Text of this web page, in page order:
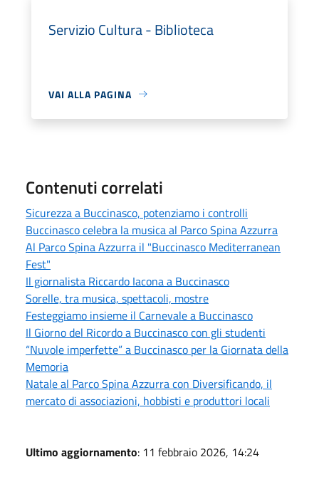
Servizio Cultura - Biblioteca
VAI ALLA PAGINA
Contenuti correlati
Sicurezza a Buccinasco, potenziamo i controlli
Buccinasco celebra la musica al Parco Spina Azzurra
Al Parco Spina Azzurra il "Buccinasco Mediterranean
Fest"
Il giornalista Riccardo Iacona a Buccinasco
Sorelle, tra musica, spettacoli, mostre
Festeggiamo insieme il Carnevale a Buccinasco
Il Giorno del Ricordo a Buccinasco con gli studenti
“Nuvole imperfette” a Buccinasco per la Giornata della
Memoria
Natale al Parco Spina Azzurra con Diversificando, il
mercato di associazioni, hobbisti e produttori locali
Ultimo aggiornamento: 11 febbraio 2026, 14:24